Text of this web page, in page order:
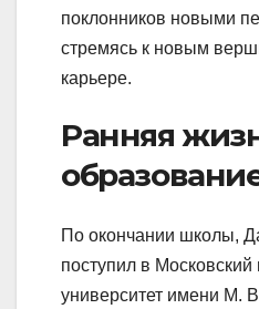
поклонников новыми
стремясь к новым
карьере.
Ранняя
По окончании школы,
поступил в Московский
университет имени М.